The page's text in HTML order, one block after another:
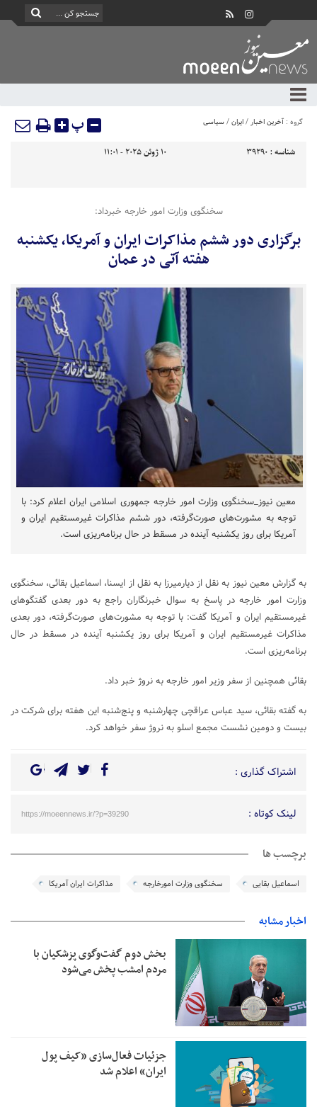
گروه : آخرین اخبار/ایران/سیاسی پ
شناسه : 39290 10 ژوئن 2025 - 11:01
سخنگوی وزارت امور خارجه خبرداد:
برگزاری دور ششم مذاکرات ایران و آمریکا، یکشنبه
هفته آتی در عمان
معین نیوز_سخنگوی وزارت امور خارجه جمهوری اسلامی ایران اعلام کرد: با
توجه به مشورت‌های صورت‌گرفته، دور ششم مذاکرات غیرمستقیم ایران و
آمریکا برای روز یکشنبه آینده در مسقط در حال برنامه‌ریزی است.
به گزارش معین نیوز به نقل از دیارمیرزا به نقل از ایسنا، اسماعیل بقائی، سخنگوی
وزارت امور خارجه در پاسخ به سوال خبرنگاران راجع به دور بعدی گفتگوهای
غیرمستقیم ایران و آمریکا گفت: با توجه به مشورت‌های صورت‌گرفته، دور بعدی
مذاکرات غیرمستقیم ایران و آمریکا برای روز یکشنبه آینده در مسقط در حال
برنامه‌ریزی است.
بقائی همچنین از سفر وزیر امور خارجه به نروژ خبر داد.
به گفته بقائی، سید عباس عراقچی چهارشنبه و پنج‌شنبه این هفته برای شرکت در
بیست و دومین نشست مجمع اسلو به نروژ سفر خواهد کرد.
اشتراک گذاری :
لینک کوتاه : https://moeennews.ir/?p=39290
برچسب ها
اسماعیل بقایی سخنگوی وزارت امورخارجه مذاکرات ایران آمریکا
اخبار مشابه
بخش دوم گفت‌وگوی پزشکیان با
مردم امشب پخش می‌شود
جزئیات فعال‌سازی «کیف پول
ایران» اعلام شد